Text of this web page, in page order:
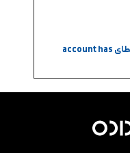
سوالات متداول رفع خطای account has